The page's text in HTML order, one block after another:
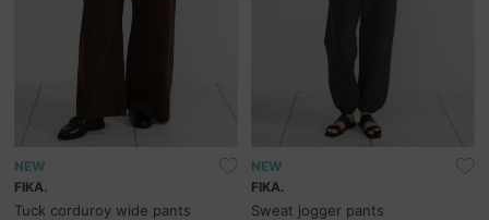
店舗検索
サイズガイド
ご利用ガイド/ヘルプ
お問い合わせ
NEW
FIKA.
Tuck corduroy wide pants
NEW
FIKA.
Sweat jogger pants